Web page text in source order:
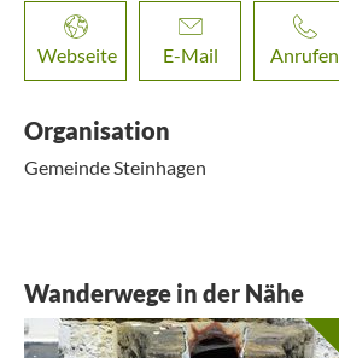
Webseite E-Mail Anrufen
Organisation
Gemeinde Steinhagen
Wanderwege in der Nähe